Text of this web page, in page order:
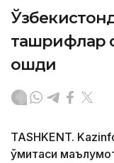
ташрифлар
ошди
TASHKENT.
қўмитаси